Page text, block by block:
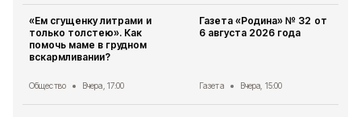
«Ем сгущенку литрами и
только толстею». Как
помочь маме в грудном
вскармливании?
Общество Вчера, 17:00
Газета «Родина» № 32 от
6 августа 2026 года
Газета Вчера, 15:00